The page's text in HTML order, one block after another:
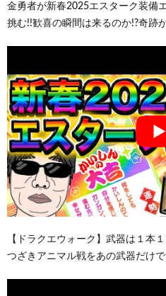
金勇者が新春2025エスターク装備
挑む!!歓喜の瞬間は来るのか!?奇跡
【ドラクエウォーク】武器は１本
つざきアニマル戦をあの武器だけ